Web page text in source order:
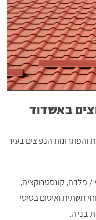
באשדוד
והפתרונות הנפוצים בעיר
פלדה, קונסטרוקציה,
תשתית ואיטום בסיסי.
בנייה.